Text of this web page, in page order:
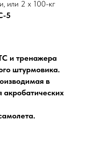
или 2 х 100-кг
5
и тренажера
штурмовика.
в
акробатических